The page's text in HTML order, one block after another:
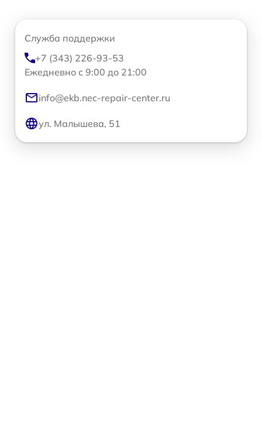
Служба поддержки
+7 (343) 226-93-53
Ежедневно с 9:00 до 21:00
info@ekb.nec-repair-center.ru
ул. Малышева, 51